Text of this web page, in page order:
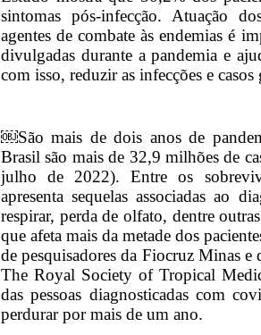
sintomas pós-infecção. Atuação
agentes de combate às endemias é
divulgadas durante a pandemia e
com isso, reduzir as infecções e casos
￼São mais de dois anos de
Brasil são mais de 32,9 milhões de
julho de 2022). Entre os
apresenta sequelas associadas ao
respirar, perda de olfato, dentre
que afeta mais da metade dos
de pesquisadores da Fiocruz Minas
The Royal Society of Tropical
das pessoas diagnosticadas com
perdurar por mais de um ano.